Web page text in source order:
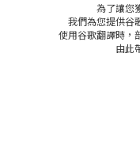
為了讓您
我們為您提供谷
使用谷歌翻譯時，
由此